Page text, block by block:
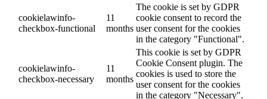
cookielawinfo-
checkbox-functional
11
months
The cookie is set by GDPR
cookie consent to record the
user consent for the cookies
in the category "Functional".
cookielawinfo-
checkbox-necessary
11
months
This cookie is set by GDPR
Cookie Consent plugin. The
cookies is used to store the
user consent for the cookies
in the category "Necessary".